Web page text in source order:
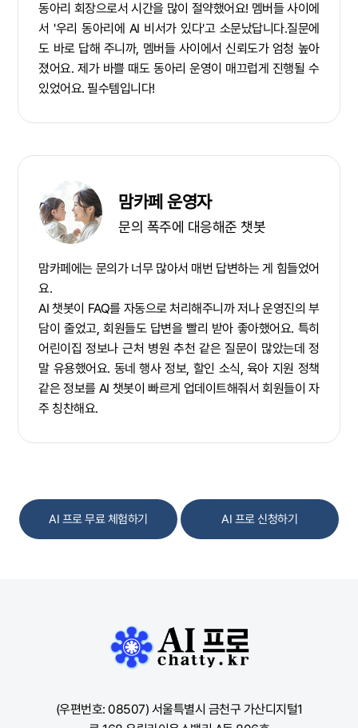
동아리 회장으로서 시간을 많이 절약했어요! 멤버들 사이에
서 '우리 동아리에 AI 비서가 있다'고 소문났답니다.질문에
도 바로 답해 주니까, 멤버들 사이에서 신뢰도가 엄청 높아
졌어요. 제가 바쁠 때도 동아리 운영이 매끄럽게 진행될 수
있었어요. 필수템입니다!
맘카페 운영자
문의 폭주에 대응해준 챗봇
맘카페에는 문의가 너무 많아서 매번 답변하는 게 힘들었어
요.
AI 챗봇이 FAQ를 자동으로 처리해주니까 저나 운영진의 부
담이 줄었고, 회원들도 답변을 빨리 받아 좋아했어요. 특히
어린이집 정보나 근처 병원 추천 같은 질문이 많았는데 정
말 유용했어요. 동네 행사 정보, 할인 소식, 육아 지원 정책
같은 정보를 AI 챗봇이 빠르게 업데이트해줘서 회원들이 자
주 칭찬해요.
AI 프로 무료 체험하기 AI 프로 신청하기
(우편번호: 08507) 서울특별시 금천구 가산디지털1